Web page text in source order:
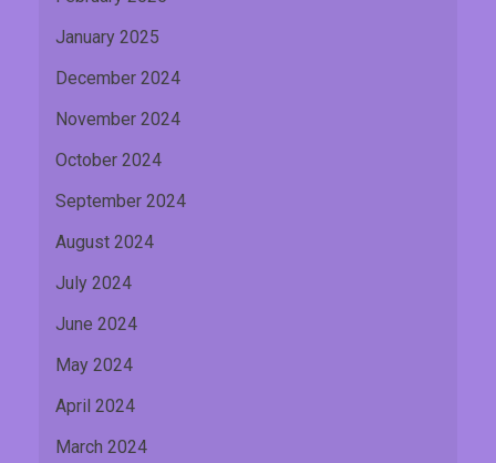
January 2025
December 2024
November 2024
October 2024
September 2024
August 2024
July 2024
June 2024
May 2024
April 2024
March 2024